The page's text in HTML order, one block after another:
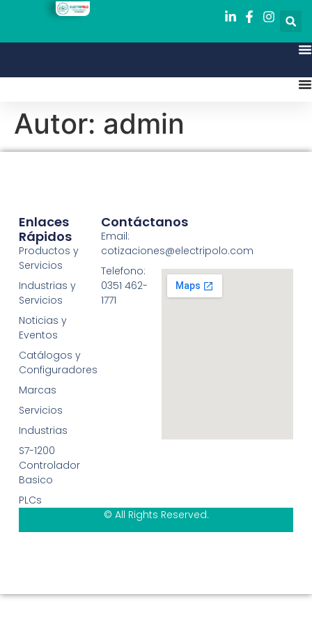
Autor: admin
Enlaces
Rápidos
Productos y
Servicios
Industrias y
Servicios
Noticias y
Eventos
Catálogos y
Configuradores
Marcas
Servicios
Industrias
S7-1200
Controlador
Basico
PLCs
Contáctanos
Email:
cotizaciones@electripolo.com
Telefono:
0351 462-
1771
© All Rights Reserved.